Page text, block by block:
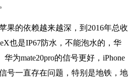
果的依赖越来越深，到2016年总收
也是IP67防水，不能泡水的，华
华为mate20pro的信号更好，iPhone
号一直存在问题，特别是地铁，地